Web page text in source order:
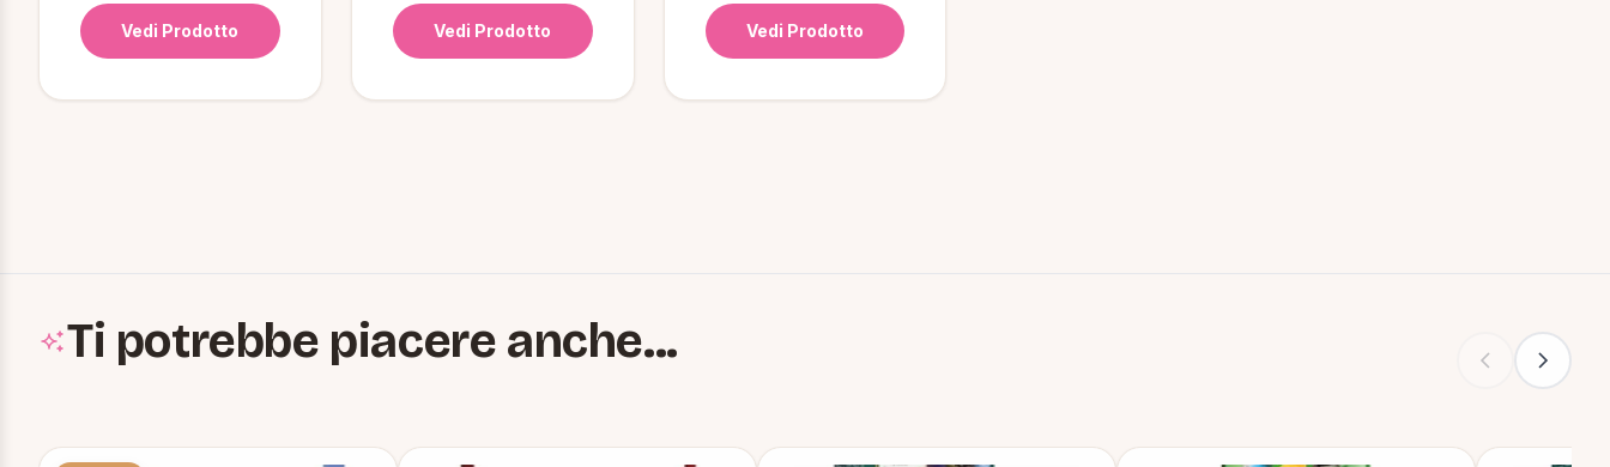
Vedi Prodotto Vedi Prodotto Vedi Prodotto
Ti potrebbe piacere anche...